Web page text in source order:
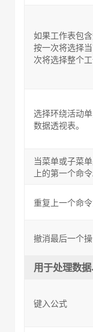
如果工作表包
按一次将选择
次将选择整个工
选择环绕活动
数据透视表。
当菜单或子菜
上的第一个命令
重复上一个命
撤消最后一个操
用于处理数
键入公式